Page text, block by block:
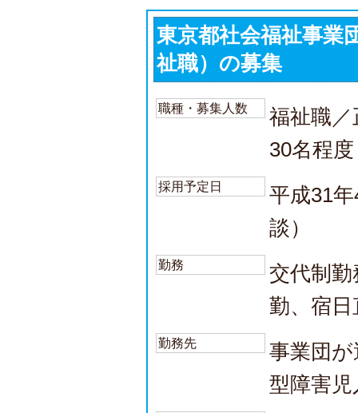
東京都社会福祉事
祉職）の募集
職種・募集人数
福祉職／
30名程度
採用予定日
平成31
談）
勤務
交代制
勤、宿日
勤務先
事業団
型障害